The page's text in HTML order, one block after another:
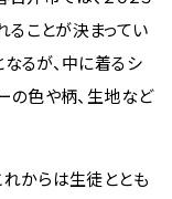
ことが決まってい
るが、中に着るシ
の色や柄、生地など
からは生徒ととも